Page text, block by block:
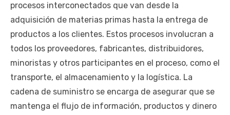
procesos interconectados que van desde la
adquisición de materias primas hasta la entrega de
productos a los clientes. Estos procesos involucran a
todos los proveedores, fabricantes, distribuidores,
minoristas y otros participantes en el proceso, como el
transporte, el almacenamiento y la logística. La
cadena de suministro se encarga de asegurar que se
mantenga el flujo de información, productos y dinero